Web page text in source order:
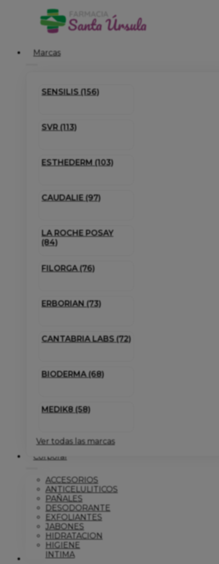
Marcas
SENSILIS (156)
SVR (113)
ESTHEDERM (103)
CAUDALIE (97)
LA ROCHE POSAY
(84)
FILORGA (76)
ERBORIAN (73)
CANTABRIA LABS (72)
BIODERMA (68)
MEDIK8 (58)
Ver todas las marcas
Corporal
ACCESORIOS
ANTICELULITICOS
PAÑALES
DESODORANTE
EXFOLIANTES
JABONES
HIDRATACION
HIGIENE
INTIMA
Dermo